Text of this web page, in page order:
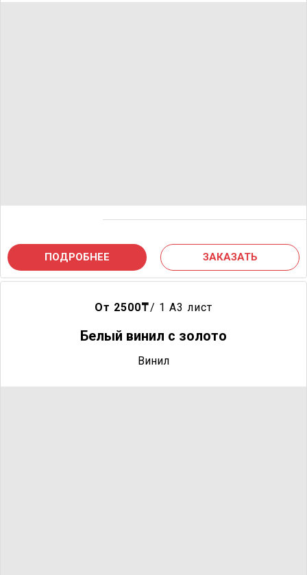
ПОДРОБНЕЕ ЗАКАЗАТЬ
От 2500₸/ 1 A3 лист
Белый винил с золото
Винил